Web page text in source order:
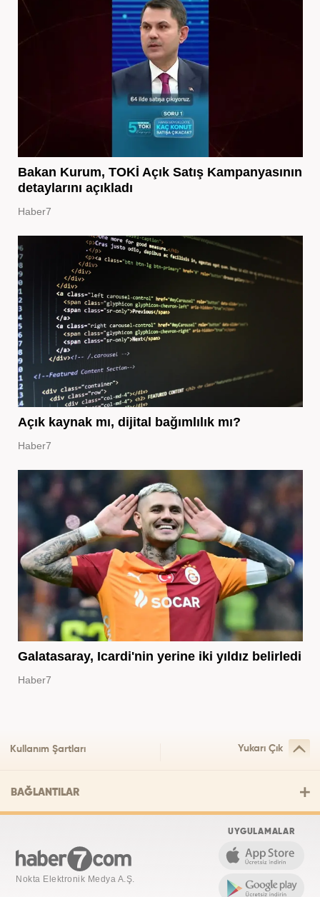
Bakan Kurum, TOKİ Açık Satış Kampanyasının
detaylarını açıkladı
Haber7
Açık kaynak mı, dijital bağımlılık mı?
Haber7
Galatasaray, Icardi'nin yerine iki yıldız belirledi
Haber7
Kullanım Şartları Yukarı Çık
BAĞLANTILAR
Nokta Elektronik Medya A.Ş.
UYGULAMALAR